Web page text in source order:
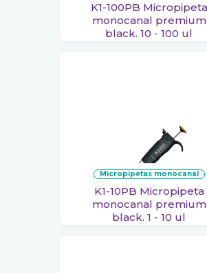
K1-100PB Micropipeta
monocanal premium
black. 10 - 100 ul
micropipetas monocanal
K1-10PB Micropipeta
monocanal premium
black. 1 - 10 ul